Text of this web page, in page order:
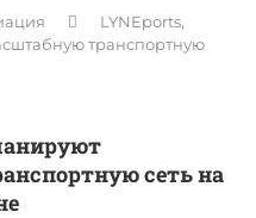
LYNEports,
транспортную
сеть на